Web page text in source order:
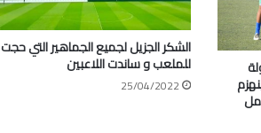
الشكر الجزيل لجميع الجماهير التي حجت
للملعب و ساندت اللاعبين
25/04/2022